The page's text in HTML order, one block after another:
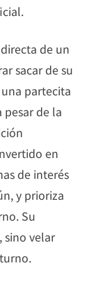
de un
sacar de su
partecita
de la
en
de interés
y prioriza
Su
sino velar